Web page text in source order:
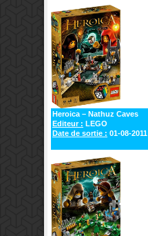
Heroica – Nathuz Caves
Editeur : LEGO
Date de sortie : 01-08-2011